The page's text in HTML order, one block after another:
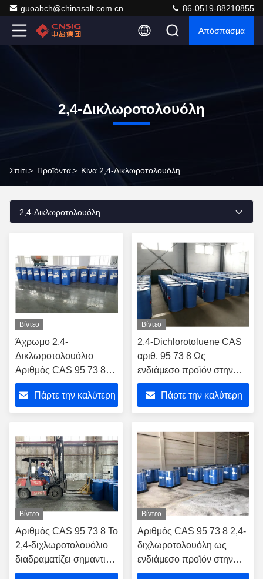
guoabch@chinasalt.com.cn 86-0519-88210855
Απόσπασμα
2,4-Δικλωροτολουόλη
Σπίτι> Προϊόντα> Κίνα 2,4-Δικλωροτολουόλη
2,4-Δικλωροτολουόλη
Βίντεο
Άχρωμο 2,4-
Δικλωροτολουόλιο
Αριθμός CAS 95 73 8
ως ενδιάμεσο στην
σύνθεση ζιζανιοκτόνων
Πάρτε την καλύτερη
Βίντεο
2,4-Dichlorotoluene CAS
αριθ. 95 73 8 Ως
ενδιάμεσο προϊόν στην
παραγωγή χρωστικών και
χρωστικώνΠάρτε την καλύτερη
Βίντεο
Αριθμός CAS 95 73 8 Το
2,4-διχλωροτολουόλιο
διαδραματίζει σημαντικό
ρόλο στη χημική
Βίντεο
Αριθμός CAS 95 73 8 2,4-
διχλωροτολουόλη ως
ενδιάμεσο προϊόν στην
παραγωγή πολυμερών